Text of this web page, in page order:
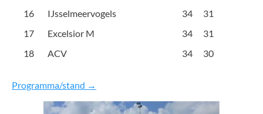
16
IJsselmeervogels 34
31
17
Excelsior M 34
31
18
ACV 34 30
Programma/stand →